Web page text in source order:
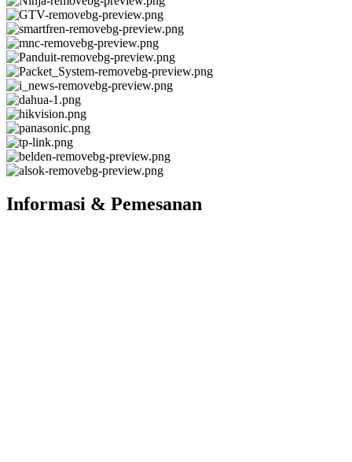
Informasi & Pemesanan